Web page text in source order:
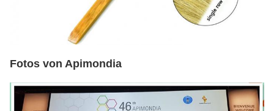
Fotos von Apimondia